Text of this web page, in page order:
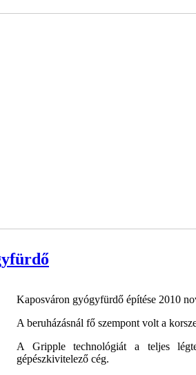
Kaposváron gyógyfürdő építése 2010
A beruházásnál fő szempont volt a
A Gripple technológiát a teljes
gépészkivitelező cég.